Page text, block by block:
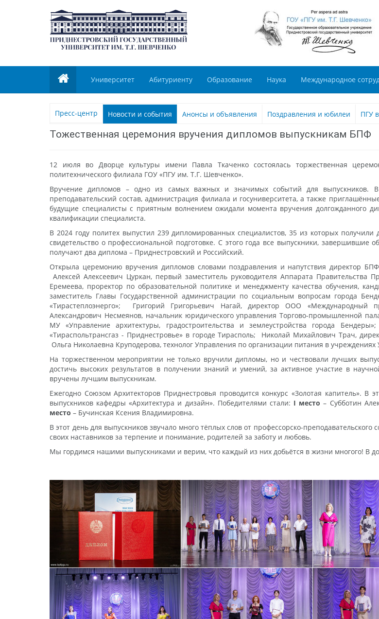
Университет Абитуриенту Образование Наука Международное
Пресс-центр Новости и события Анонсы и объявления Поздравления и юбилеи ПГУ
Тожественная церемония вручения дипломов выпускникам БПФ
12 июля во Дворце культуры имени Павла Ткаченко состоялась торжественная
политехнического филиала ГОУ «ПГУ им. Т.Г. Шевченко».
Вручение дипломов – одно из самых важных и значимых событий для выпускников. В
преподавательский состав, администрация филиала и госуниверситета, а также
будущие специалисты с приятным волнением ожидали момента вручения долгожданного
квалификации специалиста.
В 2024 году политех выпустил 239 дипломированных специалистов, 35 из которых
свидетельство о профессиональной подготовке. С этого года все выпускники,
получают два диплома – Приднестровский и Российский.
Открыла церемонию вручения дипломов словами поздравления и напутствия директор
Алексей Алексеевич Цуркан, первый заместитель руководителя Аппарата Правительства
Еремеева, проректор по образовательной политике и менеджменту качества обучения,
заместитель Главы Государственной администрации по социальным вопросам города
«Тирастеплоэнерго»; Григорий Григорьевич Нагай, директор ООО «Международный
Александрович Несмеянов, начальник юридического управления Торгово-промышленной
МУ «Управление архитектуры, градостроительства и землеустройства города
«Тираспольтрансгаз - Приднестровье» в городе Тирасполь; Николай Михайлович Трач,
Ольга Николаевна Круподерова, технолог Управления по организации питания в
На торжественном мероприятии не только вручили дипломы, но и чествовали лучших
достичь высоких результатов в получении знаний и умений, за активное участие в
вручены лучшим выпускникам.
Ежегодно Союзом Архитекторов Приднестровья проводится конкурс «Золотая капитель».
выпускников кафедры «Архитектура и дизайн». Победителями стали: I место – Субботин
место – Бучинская Ксения Владимировна.
В этот день для выпускников звучало много тёплых слов от профессорско-
своих наставников за терпение и понимание, родителей за заботу и любовь.
Мы гордимся нашими выпускниками и верим, что каждый из них добьётся в жизни многого! В